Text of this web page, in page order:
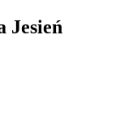
Jesień